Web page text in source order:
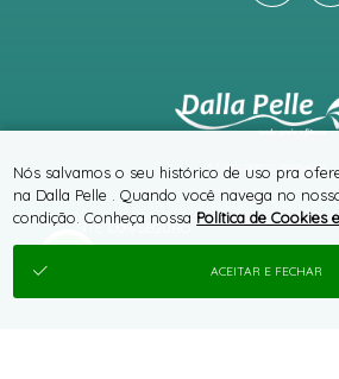
SITE 100% SEGURO
® TODOS DIREITOS RESERVADOS
Nós salvamos o seu histórico de uso pra
na Dalla Pelle . Quando você navega no
condição. Conheça nossa Política de Cookies
ACEITAR E FECHAR